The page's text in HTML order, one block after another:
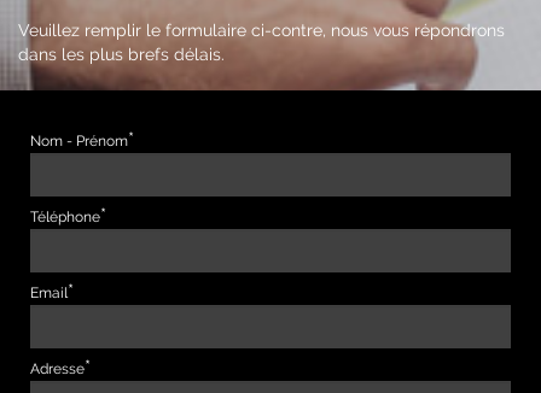
Veuillez remplir le formulaire ci-contre, nous vous répondrons
dans les plus brefs délais.
Nom - Prénom
Téléphone
Email
Adresse